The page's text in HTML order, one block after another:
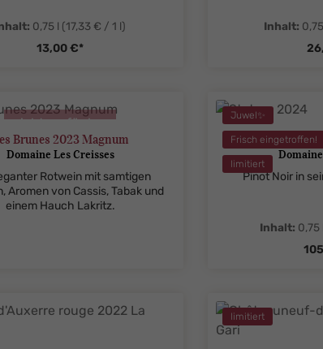
0,75 l (17,33 € / 1 l)
13,00 €*
Inhalt:
nicht verfügbar
Brunes 2023 Magnum
Domaine Les Creisses
Rotwein mit samtigen
Aromen von Cassis, Tabak und
einem Hauch Lakritz.
Juwel✨
Frisch eingetroffen!
limitiert
Pinot Noir in
Inhalt: 0,75 l
limitiert